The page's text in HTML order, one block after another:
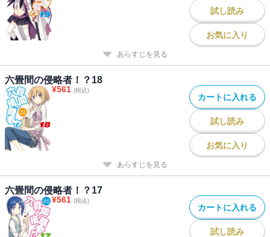
試し読み
お気に入り
あらすじを見る
六畳間の侵略者！？18
¥561 (税込)
カートに入れる
試し読み
お気に入り
あらすじを見る
六畳間の侵略者！？17
¥561 (税込)
カートに入れる
試し読み